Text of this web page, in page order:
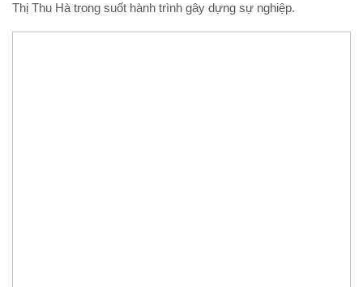
Thị Thu Hà trong suốt hành trình gây dựng sự nghiệp.